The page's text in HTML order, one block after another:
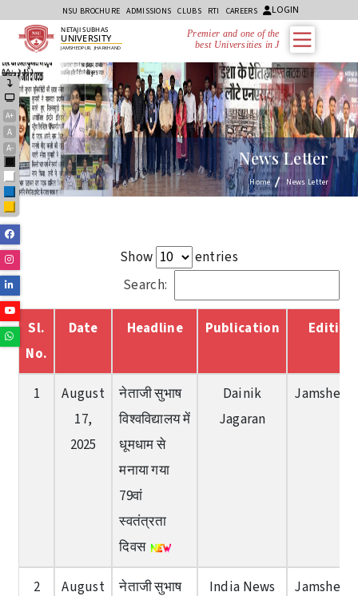
NSU BROCHURE ADMISSIONS CLUBS RTI CAREERS LOGIN
A+
A
A-
Black
White
Blue
Yellow
NETAJI SUBHAS
UNIVERSITY
JAMSHEDPUR, JHARKHAND
Premier and one of the
best Universities in Jhar
Youtube
Whatsapp
News Letter
Home News Letter
Show
entries
Search:
Sl.
No.
Date Headline Publication Edition
1
August
17,
2025
नेताजी सुभाष
विश्वविद्यालय में
धूमधाम से
मनाया गया
79वां
स्वतंत्रता
दिवस
Dainik
Jagaran
2
August
नेताजी सुभाष
India News